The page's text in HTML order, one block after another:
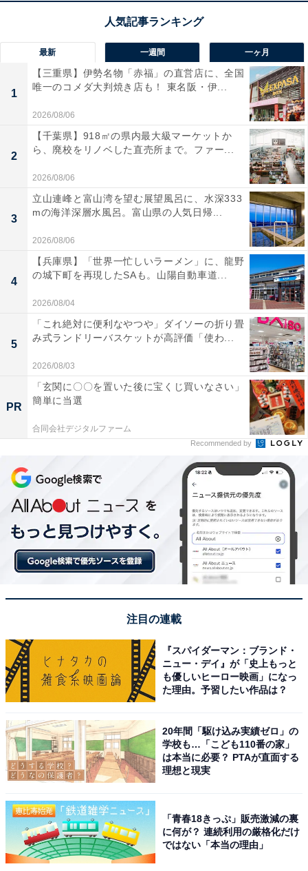
最新 一週間 一ヶ月
1
【三重県】伊勢名物「赤福」の直営店に、全国
唯一のコメダ大判焼き店も！ 東名阪・伊...
2026/08/06
2
【千葉県】918㎡の県内最大級マーケットか
ら、廃校をリノベした直売所まで。ファー...
2026/08/06
3
立山連峰と富山湾を望む展望風呂に、水深333
mの海洋深層水風呂。富山県の人気日帰...
2026/08/06
4
【兵庫県】「世界一忙しいラーメン」に、龍野
の城下町を再現したSAも。山陽自動車道...
2026/08/04
5
「これ絶対に便利なやつや」ダイソーの折り畳
み式ランドリーバスケットが高評価「使わ...
2026/08/03
PR
「玄関に〇〇を置いた後に宝くじ買いなさい」
簡単に当選
合同会社デジタルファーム
Recommended by
注目の連載
『スパイダーマン：ブランド・
ニュー・デイ』が「史上もっと
も優しいヒーロー映画」になっ
た理由。予習したい作品は？
20年間「駆け込み実績ゼロ」の
学校も…「こども110番の家」
は本当に必要？ PTAが直面する
理想と現実
「青春18きっぷ」販売激減の裏
に何が？ 連続利用の厳格化だけ
ではない「本当の理由」